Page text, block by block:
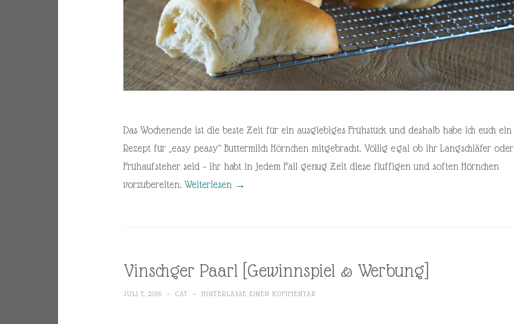
Das Wochenende ist die beste Zeit für ein ausgiebiges Frühstück und deshalb habe ich euch ein
Rezept für „easy peasy“ Buttermilch Hörnchen mitgebracht. Völlig egal ob ihr Langschläfer oder
Frühaufsteher seid – ihr habt in jedem Fall genug Zeit diese fluffigen und soften Hörnchen
vorzubereiten. Weiterlesen →
Vinschger Paarl [Gewinnspiel & Werbung]
JULI 7, 2016 ~ CAT ~ HINTERLASSE EINEN KOMMENTAR